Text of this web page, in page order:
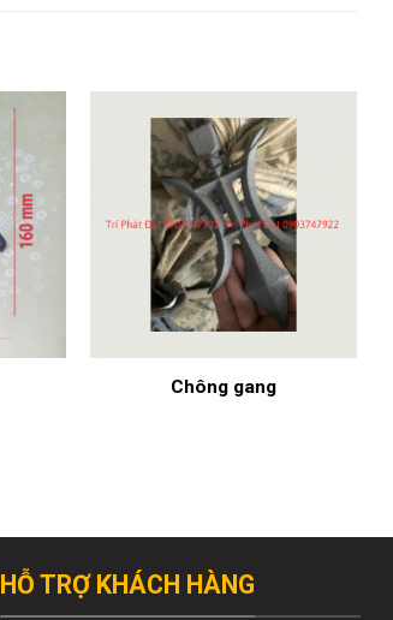
Chông gang
HỖ TRỢ KHÁCH HÀNG